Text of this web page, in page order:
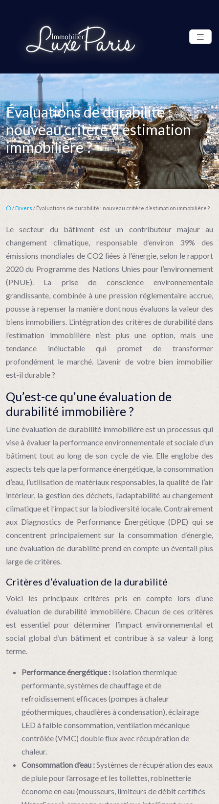
Évaluations de durabilité :
nouveau critère d’estimation
immobilière ?
/Divers / Évaluations de durabilité : nouveau critère d’estimation immobilière ?
Le secteur du bâtiment est un contributeur majeur au
changement climatique, responsable d’environ 39% des
émissions mondiales de CO2 liées à l’énergie, selon le rapport
2020 du Programme des Nations Unies pour l’environnement
(PNUE). La prise de conscience environnementale
grandissante, combinée à une pression réglementaire accrue,
pousse à repenser la manière dont nous évaluons la valeur des
biens immobiliers. L’intégration des critères de durabilité dans
l’estimation immobilière n’est plus une option, mais une
tendance inéluctable qui promet de transformer
profondément le marché. L’avenir de votre bien immobilier
est-il durable ?
Qu’est-ce qu’une évaluation de
durabilité immobilière ?
Une évaluation de durabilité immobilière est un processus qui
vise à évaluer la performance environnementale et sociale d’un
bâtiment tout au long de son cycle de vie. Elle englobe des
aspects tels que la performance énergétique, la consommation
d’eau, l’utilisation de matériaux responsables, la qualité de l’air
intérieur, la gestion des déchets, l’adaptabilité au changement
climatique et l’impact sur la biodiversité locale. Contrairement
aux Diagnostics de Performance Énergétique (DPE) qui se
concentrent principalement sur la consommation d’énergie,
une évaluation de durabilité prend en compte un éventail plus
large de critères.
Critères d’évaluation de la durabilité
Voici les principaux critères pris en compte lors d’une
évaluation de durabilité immobilière. Chacun de ces critères
est essentiel pour déterminer l’impact environnemental et
social global d’un bâtiment et contribue à sa valeur à long
terme.
Performance énergétique : Isolation thermique
performante, systèmes de chauffage et de
refroidissement efficaces (pompes à chaleur
géothermiques, chaudières à condensation), éclairage
LED à faible consommation, ventilation mécanique
contrôlée (VMC) double flux avec récupération de
chaleur.
Consommation d’eau :Systèmes de récupération des eaux
de pluie pour l’arrosage et les toilettes, robinetterie
économe en eau (mousseurs, limiteurs de débit certifiés